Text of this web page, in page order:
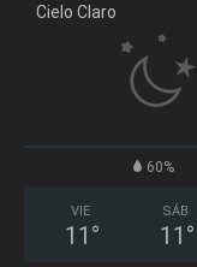
Cielo Claro
60%
VIE
11 °
SÁB
11 °